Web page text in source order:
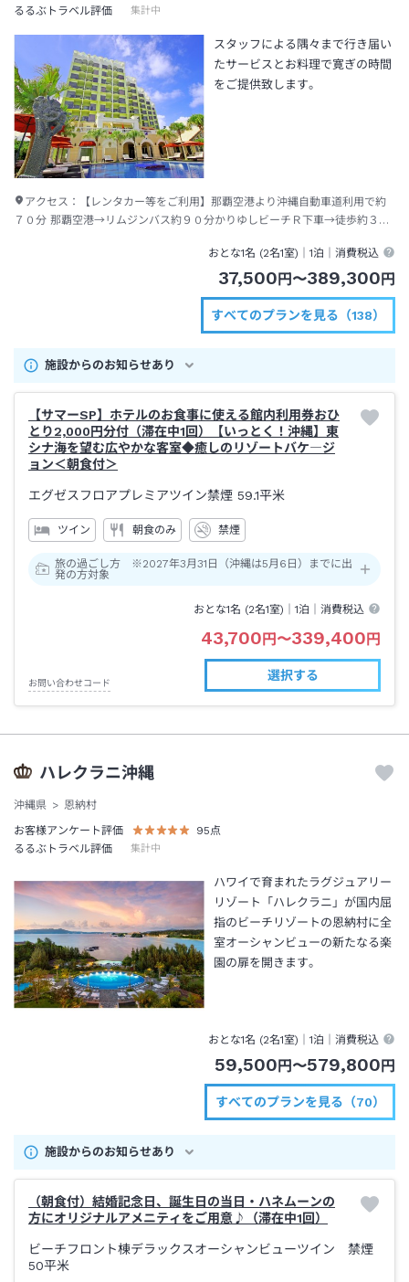
るるぶトラベル評価
集計中
スタッフによる隅々まで行き届い
たサービスとお料理で寛ぎの時間
をご提供致します。
アクセス：
【レンタカー等をご利用】那覇空港より沖縄自動車道利用で約
７０分 那覇空港→リムジンバス約９０分かりゆしビーチＲ下車→徒歩約３分
おとな1名 (2名1室)｜1泊 ｜消費税込
37,500円〜389,300円
すべてのプランを見る（138）
施設からのお知らせあり
【サマーSP】ホテルのお食事に使える館内利用券おひ
とり2,000円分付（滞在中1回）【いっとく！沖縄】東
シナ海を望む広やかな客室◆癒しのリゾートバケ―ジ
ョン＜朝食付＞
エグゼスフロアプレミアツイン禁煙 59.1平米
ツイン 朝食のみ 禁煙
旅の過ごし方 ※2027年3月31日（沖縄は5月6日）までに出
発の方対象
おとな1名 (2名1室)｜1泊 ｜消費税込
43,700円〜339,400円
お問い合わせコード
選択する
ハレクラニ沖縄
沖縄県
恩納村
お客様アンケート評価
95点
るるぶトラベル評価
集計中
ハワイで育まれたラグジュアリー
リゾート「ハレクラニ」が国内屈
指のビーチリゾートの恩納村に全
室オーシャンビューの新たなる楽
園の扉を開きます。
おとな1名 (2名1室)｜1泊 ｜消費税込
59,500円〜579,800円
すべてのプランを見る（70）
施設からのお知らせあり
（朝食付）結婚記念日、誕生日の当日・ハネムーンの
方にオリジナルアメニティをご用意♪（滞在中1回）
ビーチフロント棟デラックスオーシャンビューツイン 禁煙
50平米